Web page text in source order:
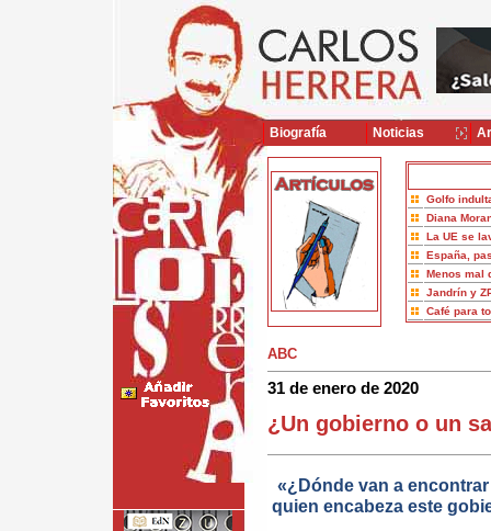
Golfo
Diana
La UE se
España,
Menos mal
Jandrín y
Café para
ABC
31 de enero de 2020
¿Un gobierno o un
«¿Dónde van a
quien encabeza este
Biografía Noticias